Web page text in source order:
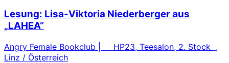
Lesung: Lisa-Viktoria Niederberger aus
„LAHEA“
Angry Female Bookclub | HP23, Teesalon, 2. Stock ,
Linz / Österreich